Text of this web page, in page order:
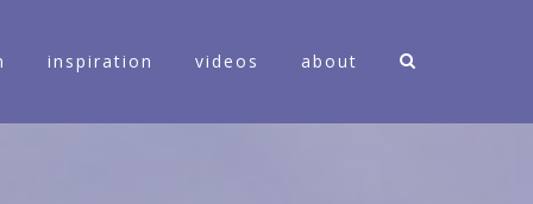
inspiration videos about